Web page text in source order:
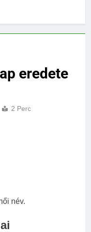
eredete
2 Perc
név.